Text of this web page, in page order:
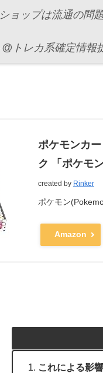
ョップは流通の問
トレカ系確定情報
ポケモンカ
ク 「ポケモ
created by Rinker
ポケモン
Amazon
これによる影